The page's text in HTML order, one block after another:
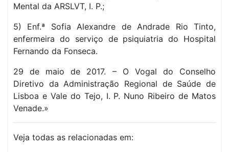
Mental da ARSLVT, I. P.;
5) Enf.ª Sofia Alexandre de Andrade Rio Tinto,
enfermeira do serviço de psiquiatria do Hospital
Fernando da Fonseca.
29 de maio de 2017. – O Vogal do Conselho
Diretivo da Administração Regional de Saúde de
Lisboa e Vale do Tejo, I. P. Nuno Ribeiro de Matos
Venade.»
Veja todas as relacionadas em: